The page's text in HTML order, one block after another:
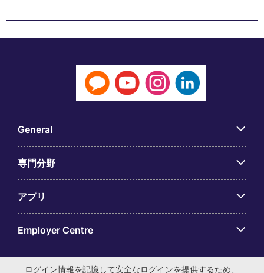
General
専門分野
アプリ
Employer Centre
ログイン情報を記憶して安全なログインを提供するため、